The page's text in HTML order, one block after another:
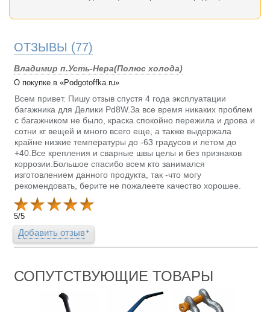
ОТЗЫВЫ (77)
Владимир п.Усть-Нера(Полюс холода)
О покупке в «Podgotoffka.ru»
Всем привет. Пишу отзыв спустя 4 года эксплуатации
багажника для Делики Pd8W.За все время никаких проблем
с багажником не было, краска спокойно пережила и дрова и
сотни кг вещей и много всего еще, а также выдержала
крайне низкие температуры до -63 градусов и летом до
+40.Все крепления и сварные швы целы и без признаков
коррозии.Большое спасибо всем кто занимался
изготовлением данного продукта, так -что могу
рекомендовать, берите не пожалеете качество хорошее.
5/5
Добавить отзыв
СОПУТСТВУЮЩИЕ ТОВАРЫ